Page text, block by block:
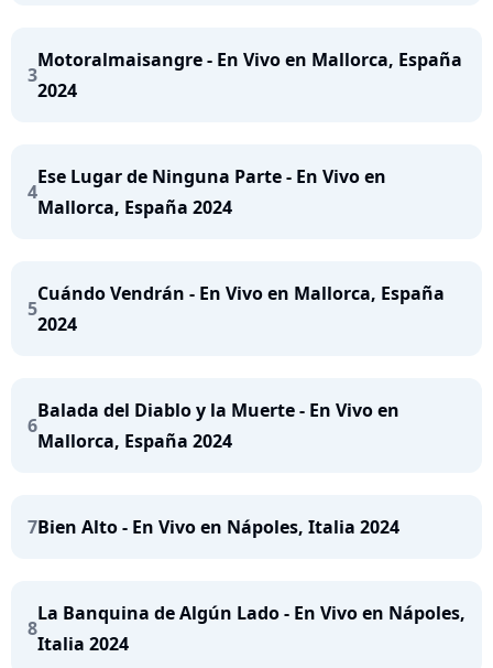
3
Motoralmaisangre - En Vivo en Mallorca, España
2024
4
Ese Lugar de Ninguna Parte - En Vivo en
Mallorca, España 2024
5
Cuándo Vendrán - En Vivo en Mallorca, España
2024
6
Balada del Diablo y la Muerte - En Vivo en
Mallorca, España 2024
7Bien Alto - En Vivo en Nápoles, Italia 2024
8
La Banquina de Algún Lado - En Vivo en Nápoles,
Italia 2024